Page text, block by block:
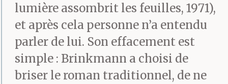
lumière assombrit les feuilles, 1971),
et après cela personne n’a entendu
parler de lui. Son effacement est
simple : Brinkmann a choisi de
briser le roman traditionnel, de ne